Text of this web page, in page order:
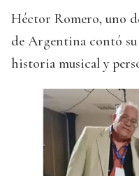
Héctor Romero, uno
de Argentina contó
historia musical y